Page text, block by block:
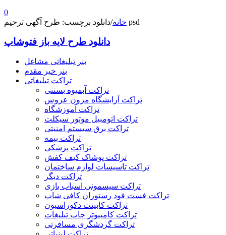
0
خانه/ دانلود برچسب: طرح آگهی ترحیم psd
دانلود طرح لایه باز فتوشاپ
بنر تبلیغاتی مشاغل
بنر خیر مقدم
تراکت تبلیغاتی
تراکت آبمیوه بستنی
تراکت آرایشگاه مزون عروس
تراکت آموزشگاه
تراکت اتومبیل موتور سیکلت
تراکت برق سیستم امنیتی
تراکت بیمه
تراکت پزشکی
تراکت پوشاک کیف کفش
تراکت تاسیسات لوازم ساختمان
تراکت دیگر
تراکت سیسمونی اسباب بازی
تراکت فست فود رستوران کافی شاپ
تراکت کابینت دکوراسیون
تراکت کامپیوتر چاپ تبلیغات
تراکت گردشگری مسافرتی